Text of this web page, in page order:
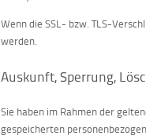
Wenn die SSL- bzw. TLS-
werden.
Auskunft, Sperrung,
Sie haben im Rahmen der
gespeicherten